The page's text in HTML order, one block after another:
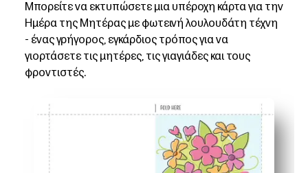
Μπορείτε να εκτυπώσετε μια υπέροχη κάρτα για την
Ημέρα της Μητέρας με φωτεινή λουλουδάτη τέχνη
- ένας γρήγορος, εγκάρδιος τρόπος για να
γιορτάσετε τις μητέρες, τις γιαγιάδες και τους
φροντιστές.
Απλώς εκτυπώνετε, διπλώνετε και υπογράφετε -
Τα παιδιά σας μπορούν να προσθέσουν σχέδια ή
Ο σχεδιασμός υψηλής ποιότητας φαίνεται
Εκτύπωση σε τυπικό χαρτί ή χαρτόνι - ιδανικό για